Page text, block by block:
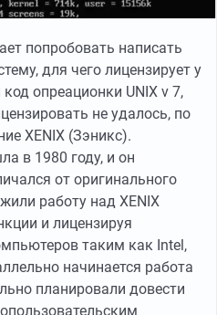
попробовать написать
для чего лицензирует у
опреационки UNIX v 7,
не удалось, по
XENIX (Зэникс).
в 1980 году, и он
от оригинального
работу над XENIX
и лицензируя
таким как Intel,
начинается работа
планировали довести